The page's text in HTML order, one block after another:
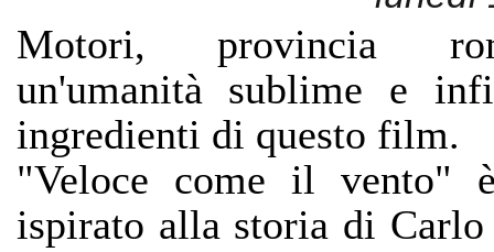
Motori, provincia
un'umanità sublime e
ingredienti di questo film.
"Veloce come il vento"
ispirato alla storia di Carlo